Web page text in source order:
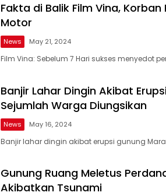
Fakta di Balik Film Vina,
Motor
News May 21, 2024
Film Vina: Sebelum 7 Hari sukses menyedot
Banjir Lahar Dingin Akibat
Sejumlah Warga Diungsikan
News May 16, 2024
Banjir lahar dingin akibat erupsi gunung
Gunung Ruang Meletus
Akibatkan Tsunami